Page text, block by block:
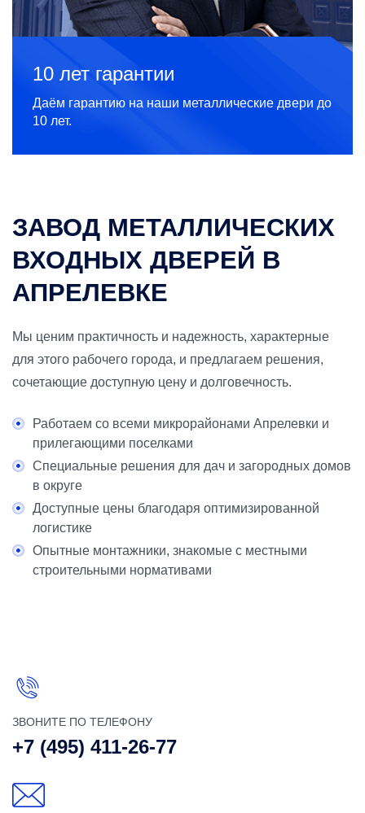
10 лет гарантии
Даём гарантию на наши металлические двери до
10 лет.
ЗАВОД МЕТАЛЛИЧЕСКИХ
ВХОДНЫХ ДВЕРЕЙ В
АПРЕЛЕВКЕ
Мы ценим практичность и надежность, характерные
для этого рабочего города, и предлагаем решения,
сочетающие доступную цену и долговечность.
Работаем со всеми микрорайонами Апрелевки и
прилегающими поселками
Специальные решения для дач и загородных домов
в округе
Доступные цены благодаря оптимизированной
логистике
Опытные монтажники, знакомые с местными
строительными нормативами
ЗВОНИТЕ ПО ТЕЛЕФОНУ
+7 (495) 411-26-77